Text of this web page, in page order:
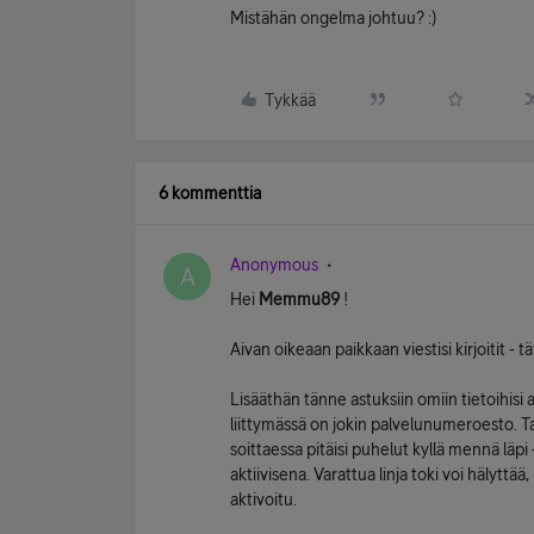
Mistähän ongelma johtuu? :)
Tykkää
6 kommenttia
A
Anonymous
Hei Memmu89 !
Aivan oikeaan paikkaan viestisi kirjoitit -
Lisääthän tänne astuksiin omiin tietoihisi
liittymässä on jokin palvelunumeroesto.
soittaessa pitäisi puhelut kyllä mennä
aktiivisena. Varattua linja toki voi
aktivoitu.